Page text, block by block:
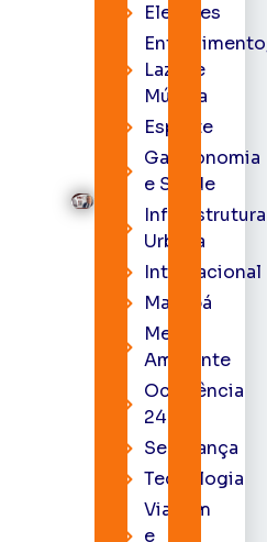
Eleições
Lazer e
Música
Esporte
Gastronomia
e Saúde
Infraestrutura
Urbana
Internacional
Macapá
Meio
Ambiente
Ocorrência
24h
Segurança
Tecnologia
Viagem
e